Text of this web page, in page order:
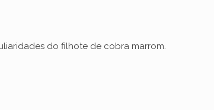
do filhote de cobra marrom.